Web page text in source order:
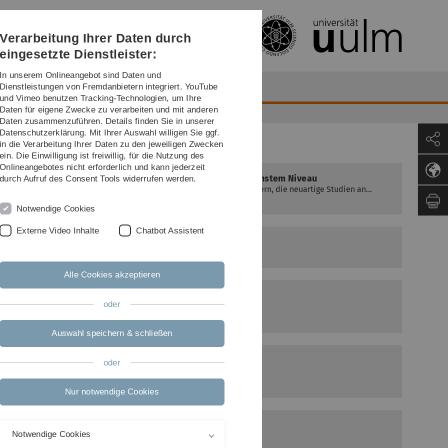
Direkt
Direkt
Direkt
(Sprache,
Drucken,
Social
Direkt
Direkt
Institute
Wert von 1,8 Mio. € ermöglichen Chemie-Forschung auf höchstem Niveau
die Freude groß über die Inbetriebnahme von drei NMR-Spektrometern, die neuartige Studien an…
FOR2333 durch DFG bestätigt!
Schmickler
eingeweiht
Verarbeitung Ihrer Daten durch
eingesetzte Dienstleister:
In unserem Onlineangebot sind Daten und
Dienstleistungen von Fremdanbietern integriert. YouTube
und Vimeo benutzen Tracking-Technologien, um Ihre
Daten für eigene Zwecke zu verarbeiten und mit anderen
Daten zusammenzuführen. Details finden Sie in unserer
Datenschutzerklärung. Mit Ihrer Auswahl willigen Sie ggf.
in die Verarbeitung Ihrer Daten zu den jeweiligen Zwecken
ein. Die Einwilligung ist freiwillig, für die Nutzung des
Onlineangebotes nicht erforderlich und kann jederzeit
durch Aufruf des Consent Tools widerrufen werden.
Notwendige Cookies
Externe Video Inhalte Chatbot Assistent
Alle Cookies akzeptieren
oder
Auswahl speichern & schließen
oder
Nur notwendige Cookies
Notwendige Cookies